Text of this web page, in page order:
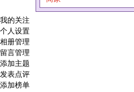
相册管理
留言管理
添加主题
发表点评
添加榜单
首页